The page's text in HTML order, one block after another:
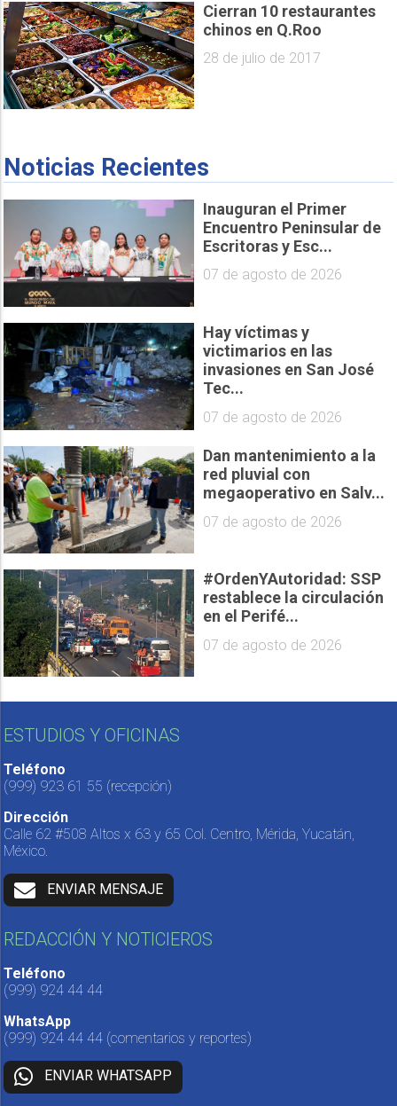
Cierran 10 restaurantes
chinos en Q.Roo
28 de julio de 2017
Noticias Recientes
Inauguran el Primer
Encuentro Peninsular de
Escritoras y Esc...
07 de agosto de 2026
Hay víctimas y
victimarios en las
invasiones en San José
Tec...
07 de agosto de 2026
Dan mantenimiento a la
red pluvial con
megaoperativo en Salv...
07 de agosto de 2026
#OrdenYAutoridad: SSP
restablece la circulación
en el Perifé...
07 de agosto de 2026
ESTUDIOS Y OFICINAS
Teléfono
(999) 923 61 55 (recepción)
Dirección
Calle 62 #508 Altos x 63 y 65 Col. Centro, Mérida, Yucatán,
México.
ENVIAR MENSAJE
REDACCIÓN Y NOTICIEROS
Teléfono
(999) 924 44 44
WhatsApp
(999) 924 44 44 (comentarios y reportes)
ENVIAR WHATSAPP